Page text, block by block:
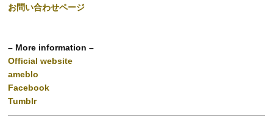
お問い合わせページ
– More information –
Official website
ameblo
Facebook
Tumblr